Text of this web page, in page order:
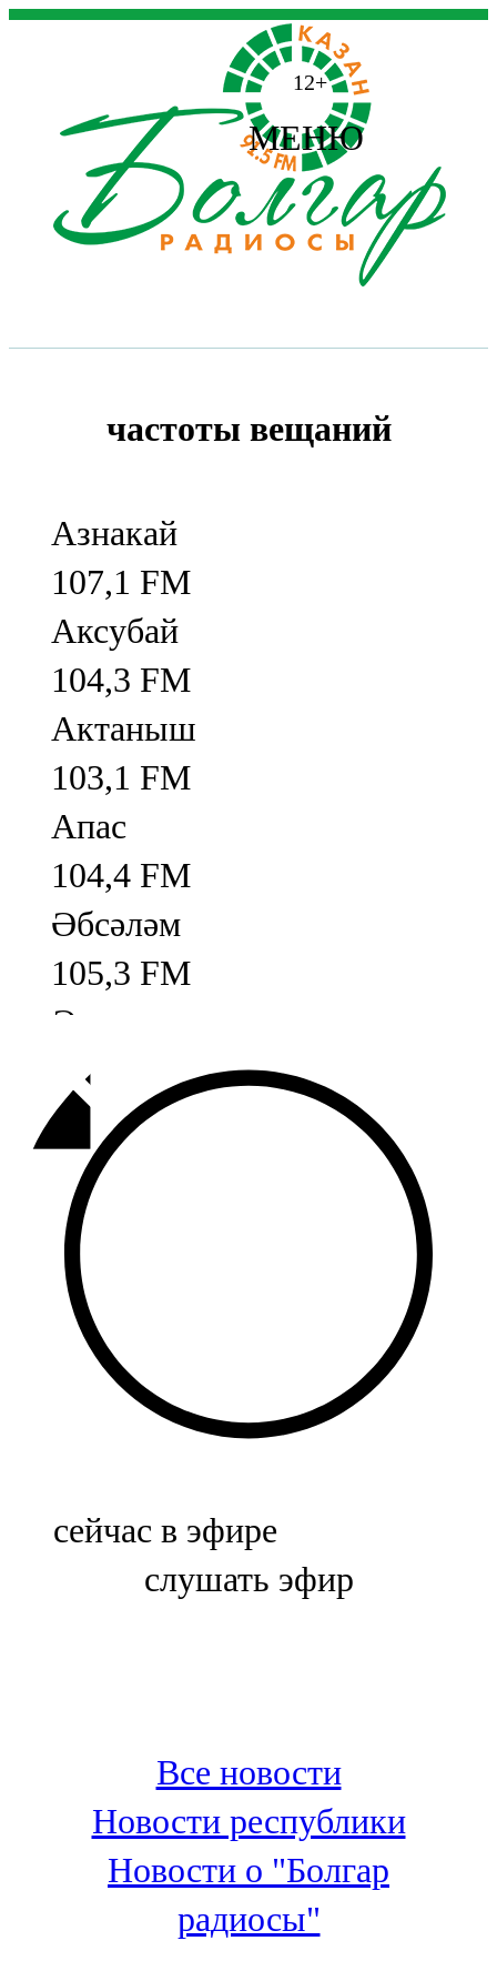
12+
МЕНЮ
частоты вещаний
Азнакай
107,1 FM
Аксубай
104,3 FM
Актаныш
103,1 FM
Апас
104,4 FM
Әбсәләм
105,3 FM
Әлмәт
92,9 FM
Базарлы матак
107,1 FM
Балык бистәсе
104,9 FM
Баулы
107,5 FM
Биләр
Болгар
100,3 FM
Зәй
106,6 FM
Кадыбаш
105,2 FM
сейчас в эфире
слушать эфир
Все новости
Новости республики
Новости о "Болгар
радиосы"